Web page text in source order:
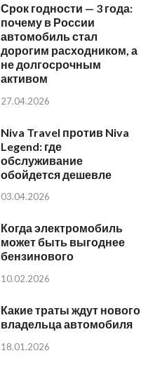
Срок годности — 3 года:
почему в России
автомобиль стал
дорогим расходником, а
не долгосрочным
активом
27.04.2026
Niva Travel против Niva
Legend: где
обслуживание
обойдется дешевле
03.04.2026
Когда электромобиль
может быть выгоднее
бензинового
10.02.2026
Какие траты ждут нового
владельца автомобиля
18.01.2026